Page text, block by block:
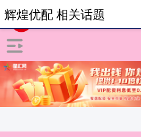
辉煌优配 相关话题